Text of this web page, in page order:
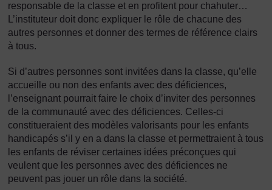
responsable de la classe et en profitent pour chahuter…
L’instituteur doit donc expliquer le rôle de chacune des
autres personnes et donner des termes de référence clairs
à tous.
Si d’autres personnes sont invitées dans la classe, qu’elle
accueille ou non des enfants avec des déficiences,
l’enseignant pourrait faire le choix d’inviter des personnes
de la communauté avec des déficiences. Celles-ci
constitueraient des modèles valorisants pour les enfants
handicapés s’il y en a dans la classe et permettraient à tous
les enfants de réviser certaines idées préconçues qui
veulent que les personnes avec des déficiences ne
peuvent pas jouer un rôle dans la société.